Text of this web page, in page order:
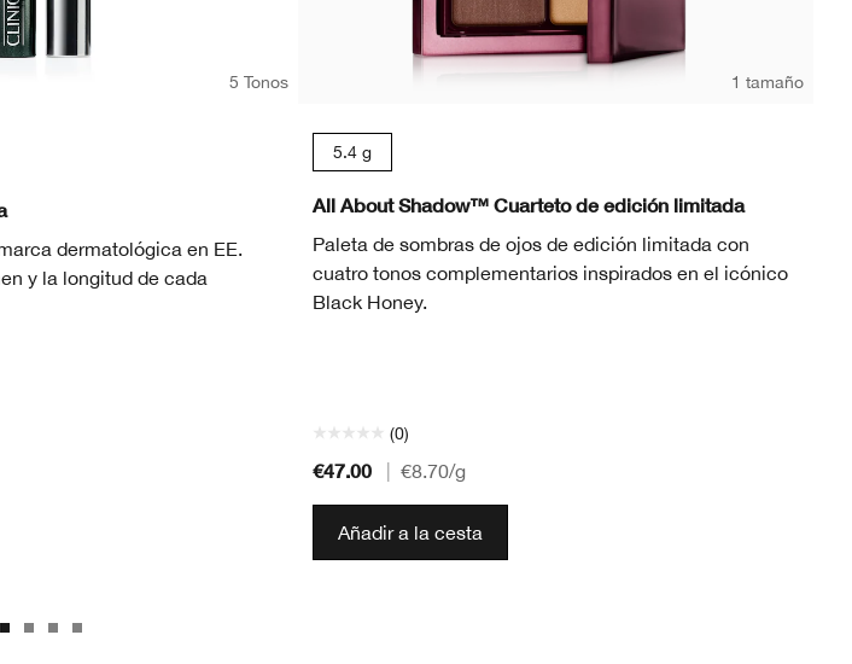
5 Tonos
dermatológica en EE.
y la longitud de cada
1 tamaño
5.4 g
All About Shadow™ Cuarteto de edición limitada
Paleta de sombras de ojos de edición limitada con
cuatro tonos complementarios inspirados en el icónico
Black Honey.
(0)
€47.00 €8.70/g
Añadir a la cesta